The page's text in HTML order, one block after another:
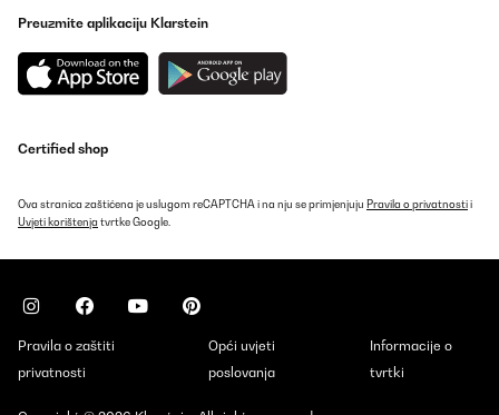
Preuzmite aplikaciju Klarstein
Certified shop
Ova stranica zaštićena je uslugom reCAPTCHA i na nju se primjenjuju Pravila o privatnostii
Uvjeti korištenja tvrtke Google.
Pravila o zaštiti
privatnosti
Opći uvjeti
poslovanja
Informacije o
tvrtki